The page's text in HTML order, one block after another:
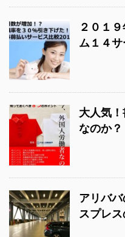
２０１
ム１４
大人気
なのか
アリバ
スプレ